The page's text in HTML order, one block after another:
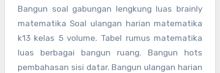
Bangun soal gabungan lengkung luas brainly
matematika Soal ulangan harian matematika
k13 kelas 5 volume. Tabel rumus matematika
luas berbagai bangun ruang. Bangun hots
pembahasan sisi datar. Bangun ulangan harian